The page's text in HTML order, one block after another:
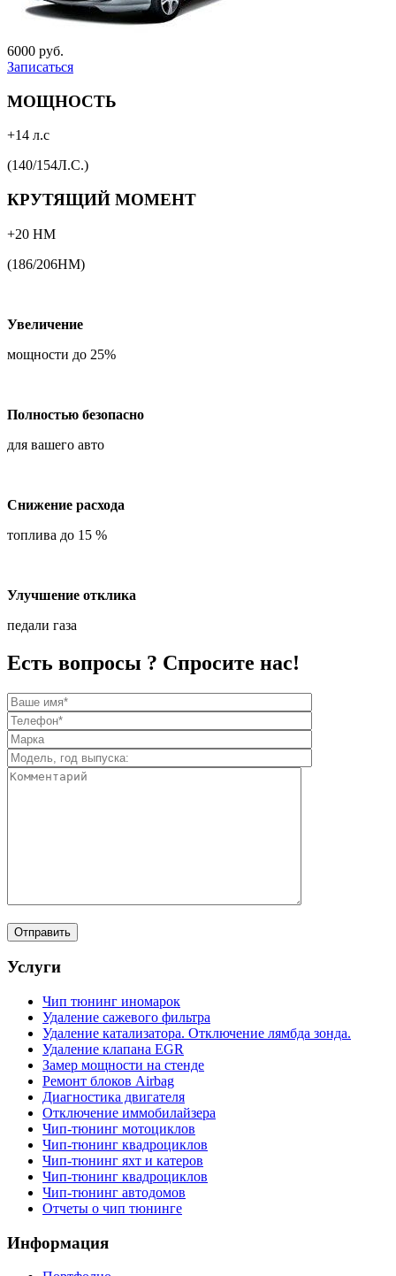
6000 руб.
Записаться
МОЩНОСТЬ
+14 л.с
(140/154Л.С.)
КРУТЯЩИЙ МОМЕНТ
+20 НМ
(186/206НМ)
Увеличение
мощности до 25%
Полностью безопасно
для вашего авто
Снижение расхода
топлива до 15 %
Улучшение отклика
педали газа
Есть вопросы ? Спросите нас!
Услуги
Чип тюнинг иномарок
Удаление сажевого фильтра
Удаление катализатора. Отключение лямбда зонда.
Удаление клапана EGR
Замер мощности на стенде
Ремонт блоков Airbag
Диагностика двигателя
Отключение иммобилайзера
Чип-тюнинг мотоциклов
Чип-тюнинг квадроциклов
Чип-тюнинг яхт и катеров
Чип-тюнинг квадроциклов
Чип-тюнинг автодомов
Отчеты о чип тюнинге
Информация